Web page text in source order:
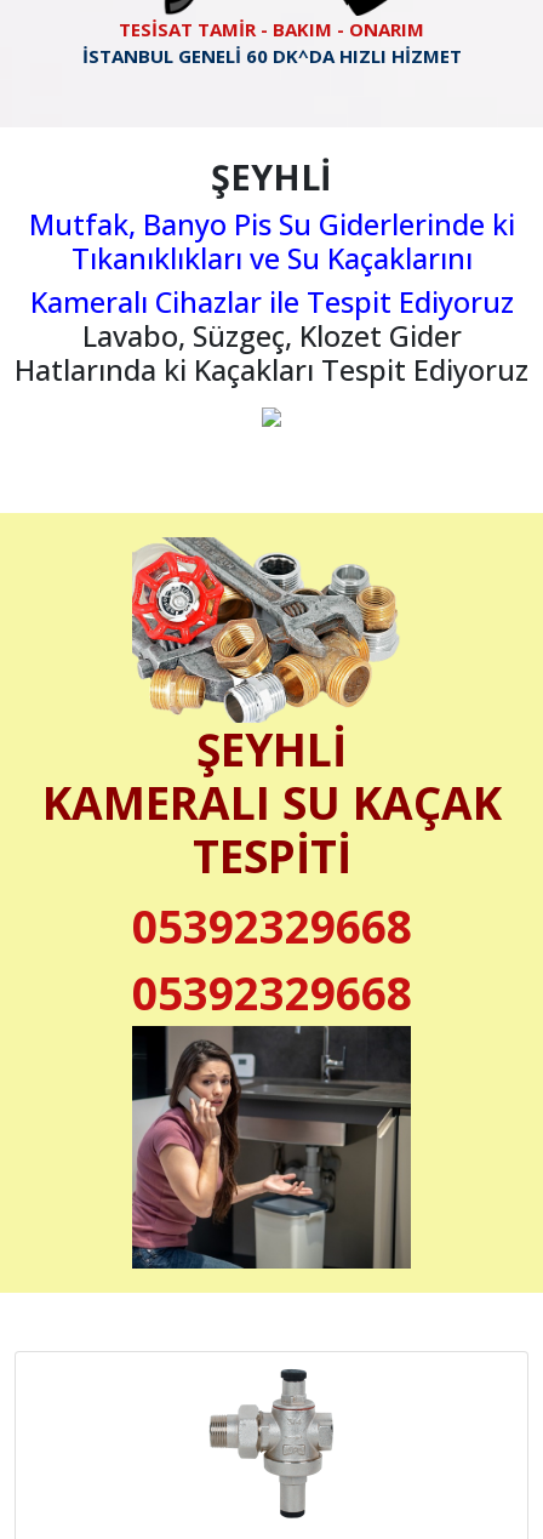
TESİSAT TAMİR - BAKIM - ONARIM
İSTANBUL GENELİ 60 DK^DA HIZLI HİZMET
ŞEYHLİ
Mutfak, Banyo Pis Su Giderlerinde ki
Tıkanıklıkları ve Su Kaçaklarını
Kameralı Cihazlar ile Tespit Ediyoruz
Lavabo, Süzgeç, Klozet Gider
Hatlarında ki Kaçakları Tespit Ediyoruz
ŞEYHLİ
KAMERALI SU KAÇAK
TESPİTİ
05392329668
05392329668